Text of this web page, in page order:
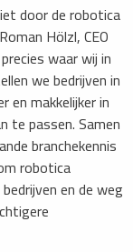
door de robotica
Hölzl, CEO
waar wij in
we bedrijven in
makkelijker in
te passen. Samen
branchekennis
robotica
en de weg